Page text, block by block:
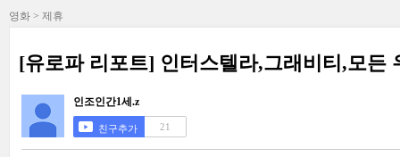
영화 > 제휴
[유로파 리포트] 인터스텔라,그래비티,모든
인조인간1세.z
친구추가 21